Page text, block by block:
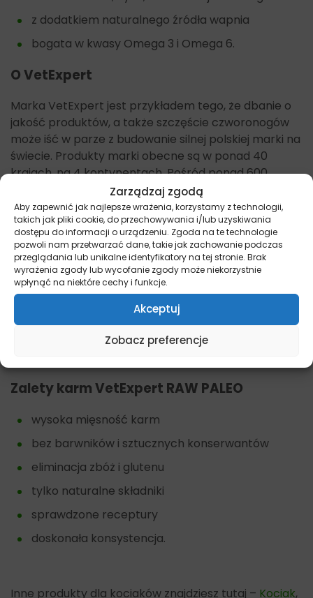
Zarządzaj zgodą
Aby zapewnić jak najlepsze wrażenia, korzystamy z technologii,
takich jak pliki cookie, do przechowywania i/lub uzyskiwania
dostępu do informacji o urządzeniu. Zgoda na te technologie
pozwoli nam przetwarzać dane, takie jak zachowanie podczas
przeglądania lub unikalne identyfikatory na tej stronie. Brak
wyrażenia zgody lub wycofanie zgody może niekorzystnie
wpłynąć na niektóre cechy i funkcje.
Akceptuj
Zobacz preferencje
z dodatkiem naturalnego źródła wapnia
bogata w kwasy Omega 3 i Omega 6.
O VetExpert
Marka VetExpert jest przykładem tego, że dbanie o
jakość produktów, a także szczęście czworonogów
może iść w parze z budowanie silnej polskiej marki na
świecie. Produkty marki obecne są w ponad 40
krajach, na 4 kontynentach. Pośród ponad 600
produktów znajdziemy: suplementy, karmy,
kosmetyki, diety weterynaryjne, produkty do
diagnostyki czy też rehabilitacji. Od początku
założyciele chcieli aby jakość i innowacyjność były
możliwe do udowodnienia. Dlatego też VetExpert jest
na ten moment jedyną polską firmą z własną linią
produktów diagnostycznych. Również jedną z
niewielu na świecie, wydającą własny magazyn
naukowy „Veterinary Life”. Na koniec warto dodać iż
marka jest laureatem wielu prestiżowych nagród i
Zalety karm VetExpert RAW PALEO
wysoka mięsność karm
bez barwników i sztucznych konserwantów
eliminacja zbóż i glutenu
tylko naturalne składniki
sprawdzone receptury
doskonała konsystencja.
Inne produkty dla kociaków znajdziesz tutaj – Kociak,